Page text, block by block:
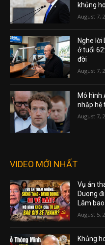
khủng
August 7,
Nghe lời
ở tuổi
đời
August 7,
Mô hình
nhập hệ
August 7,
VIDEO MỚI NHẤT
Vụ án
Duong
Lâm
August 5,
Khủng